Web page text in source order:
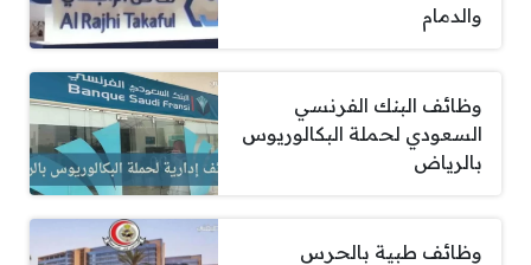
والدمام
وظائف البنك الفرنسي
السعودي لحملة البكالوريوس
بالرياض
وظائف طبية بالحرس